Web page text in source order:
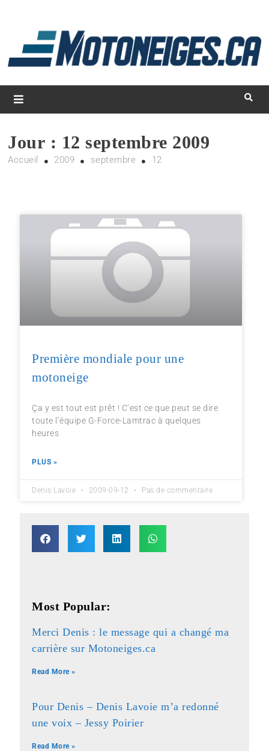
Magazine Motoneiges.ca
Jour : 12 septembre 2009
Accueil 2009 septembre 12
Première mondiale pour une
motoneige
Ça y est tout est prêt ! C’est ce que peut se dire
toute l’équipe G-Force-Lamtrac à quelques
heures
PLUS »
Denis Lavoie 2009-09-12 Pas de commentaire
Most Popular:
Merci Denis : le message qui a changé ma
carrière sur Motoneiges.ca
Read More »
Pour Denis – Denis Lavoie m’a redonné
une voix – Jessy Poirier
Read More »